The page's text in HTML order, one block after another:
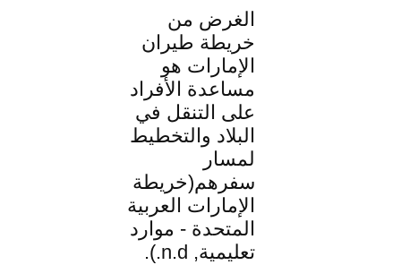
الغرض من
خريطة طيران
الإمارات هو
مساعدة الأفراد
على التنقل في
البلاد والتخطيط
لمسار
سفرهم(خريطة
الإمارات العربية
المتحدة - موارد
تعليمية, n.d.).